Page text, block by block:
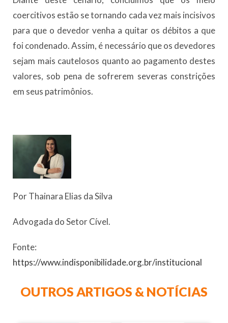
coercitivos estão se tornando cada vez mais incisivos
para que o devedor venha a quitar os débitos a que
foi condenado. Assim, é necessário que os devedores
sejam mais cautelosos quanto ao pagamento destes
valores, sob pena de sofrerem severas constrições
em seus patrimônios.
Por Thainara Elias da Silva
Advogada do Setor Cível.
Fonte:
https://www.indisponibilidade.org.br/institucional
OUTROS ARTIGOS & NOTÍCIAS